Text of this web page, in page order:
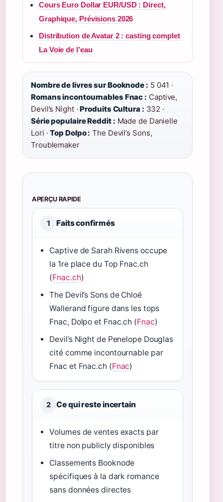
Cours Euro Dollar EUR/USD : Direct,
Graphique, Prévisions 2026
Distribution de Avatar 2 : casting complet
La Voie de l’eau
Nombre de livres sur Booknode : 5 041 ·
Romans incontournables Fnac : Captive,
Devil’s Night ·Produits Cultura : 332 ·
Série populaire Reddit : Made de Danielle
Lori ·Top Dolpo : The Devil’s Sons,
Troublemaker
APERÇU RAPIDE
1 Faits confirmés
Captive de Sarah Rivens occupe
la 1re place du Top Fnac.ch
(Fnac.ch)
The Devil’s Sons de Chloé
Wallerand figure dans les tops
Fnac, Dolpo et Fnac.ch (Fnac)
Devil’s Night de Penelope Douglas
cité comme incontournable par
Fnac et Fnac.ch (Fnac)
2 Ce qui reste incertain
Volumes de ventes exacts par
titre non publicly disponibles
Classements Booknode
spécifiques à la dark romance
sans données directes